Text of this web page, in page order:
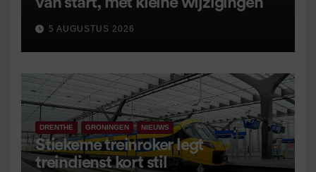
5 AUGUSTUS 2026
DRENTHE GRONINGEN NIEUWS
Stiekeme treinroker legt
treindienst kort stil